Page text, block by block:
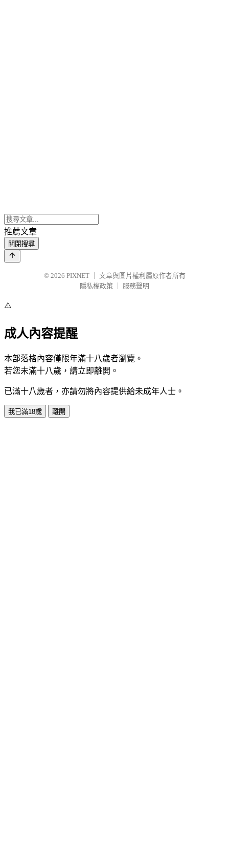
推薦文章
關閉搜尋
© 2026 PIXNET
文章與圖片權利屬原作者所有
隱私權政策
服務聲明
⚠️
成人內容提醒
本部落格內容僅限年滿十八歲者瀏覽。
若您未滿十八歲，請立即離開。
已滿十八歲者，亦請勿將內容提供給未成年人士。
我已滿18歲 離開